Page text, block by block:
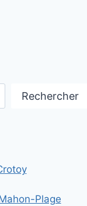
Rechercher
Plage